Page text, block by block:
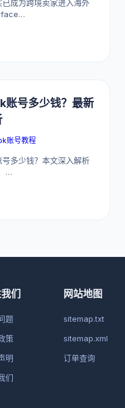
成为跨境卖家进入海外
face…
号多少钱？最新
账号教程
多少钱？本文深入解析
…
们
题
策
明
们
网站地图
sitemap.txt
sitemap.xml
订单查询